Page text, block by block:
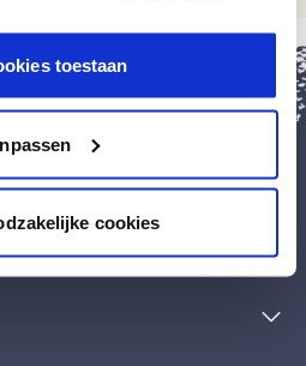
toestaan
cookies